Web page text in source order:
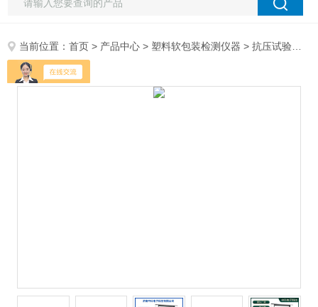
当前位置：首页 > 产品中心 > 塑料软包装检测仪器 >抗压试验机